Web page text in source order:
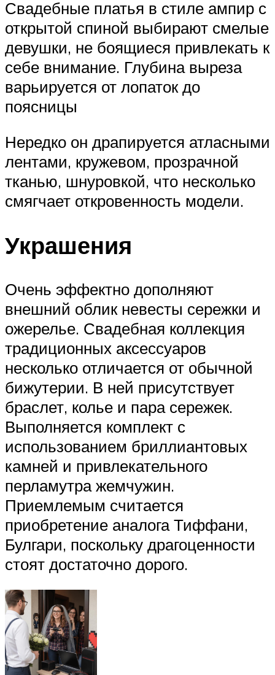
Свадебные платья в стиле ампир с
открытой спиной выбирают смелые
девушки, не боящиеся привлекать к
себе внимание. Глубина выреза
варьируется от лопаток до
поясницы
Нередко он драпируется атласными
лентами, кружевом, прозрачной
тканью, шнуровкой, что несколько
смягчает откровенность модели.
Украшения
Очень эффектно дополняют
внешний облик невесты сережки и
ожерелье. Свадебная коллекция
традиционных аксессуаров
несколько отличается от обычной
бижутерии. В ней присутствует
браслет, колье и пара сережек.
Выполняется комплект с
использованием бриллиантовых
камней и привлекательного
перламутра жемчужин.
Приемлемым считается
приобретение аналога Тиффани,
Булгари, поскольку драгоценности
стоят достаточно дорого.